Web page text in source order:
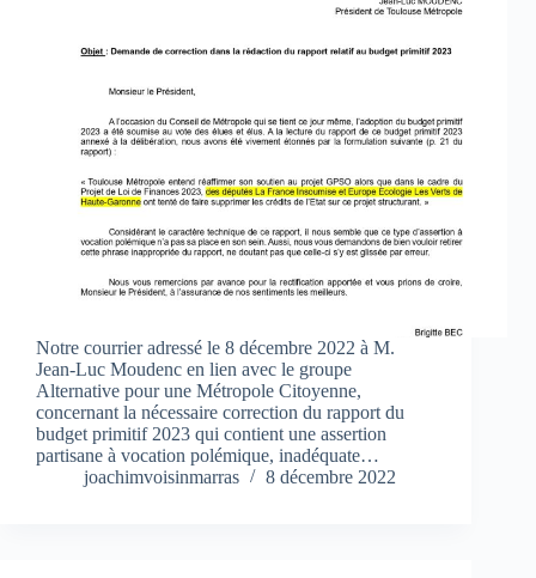
Notre courrier adressé le 8 décembre 2022 à M.
Jean-Luc Moudenc en lien avec le groupe
Alternative pour une Métropole Citoyenne,
concernant la nécessaire correction du rapport du
budget primitif 2023 qui contient une assertion
partisane à vocation polémique, inadéquate…
joachimvoisinmarras
8 décembre 2022